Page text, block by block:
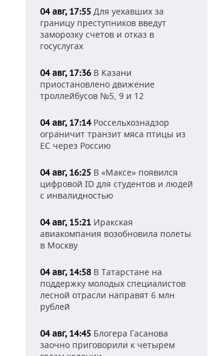
04 авг, 17:55 Для уехавших за
границу преступников введут
заморозку счетов и отказ в
госуслугах
04 авг, 17:36 В Казани
приостановлено движение
троллейбусов №5, 9 и 12
04 авг, 17:14Россельхознадзор
ограничит транзит мяса птицы из
ЕС через Россию
04 авг, 16:25 В «Максе» появился
цифровой ID для студентов и людей
с инвалидностью
04 авг, 15:21 Иракская
авиакомпания возобновила полеты
в Москву
04 авг, 14:58 В Татарстане на
поддержку молодых специалистов
лесной отрасли направят 6 млн
рублей
04 авг, 14:45 Блогера Гасанова
заочно приговорили к четырем